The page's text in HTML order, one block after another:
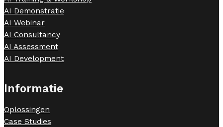
AI Demonstratie
AI Webinar
AI Consultancy
AI Assessment
AI Development
Informatie
Oplossingen
Case Studies